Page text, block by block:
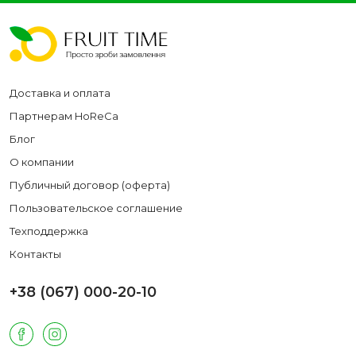
Доставка и оплата
Партнерам HoReCa
Блог
О компании
Публичный договор (оферта)
Пользовательское соглашение
Техподдержка
Контакты
+38 (067) 000-20-10